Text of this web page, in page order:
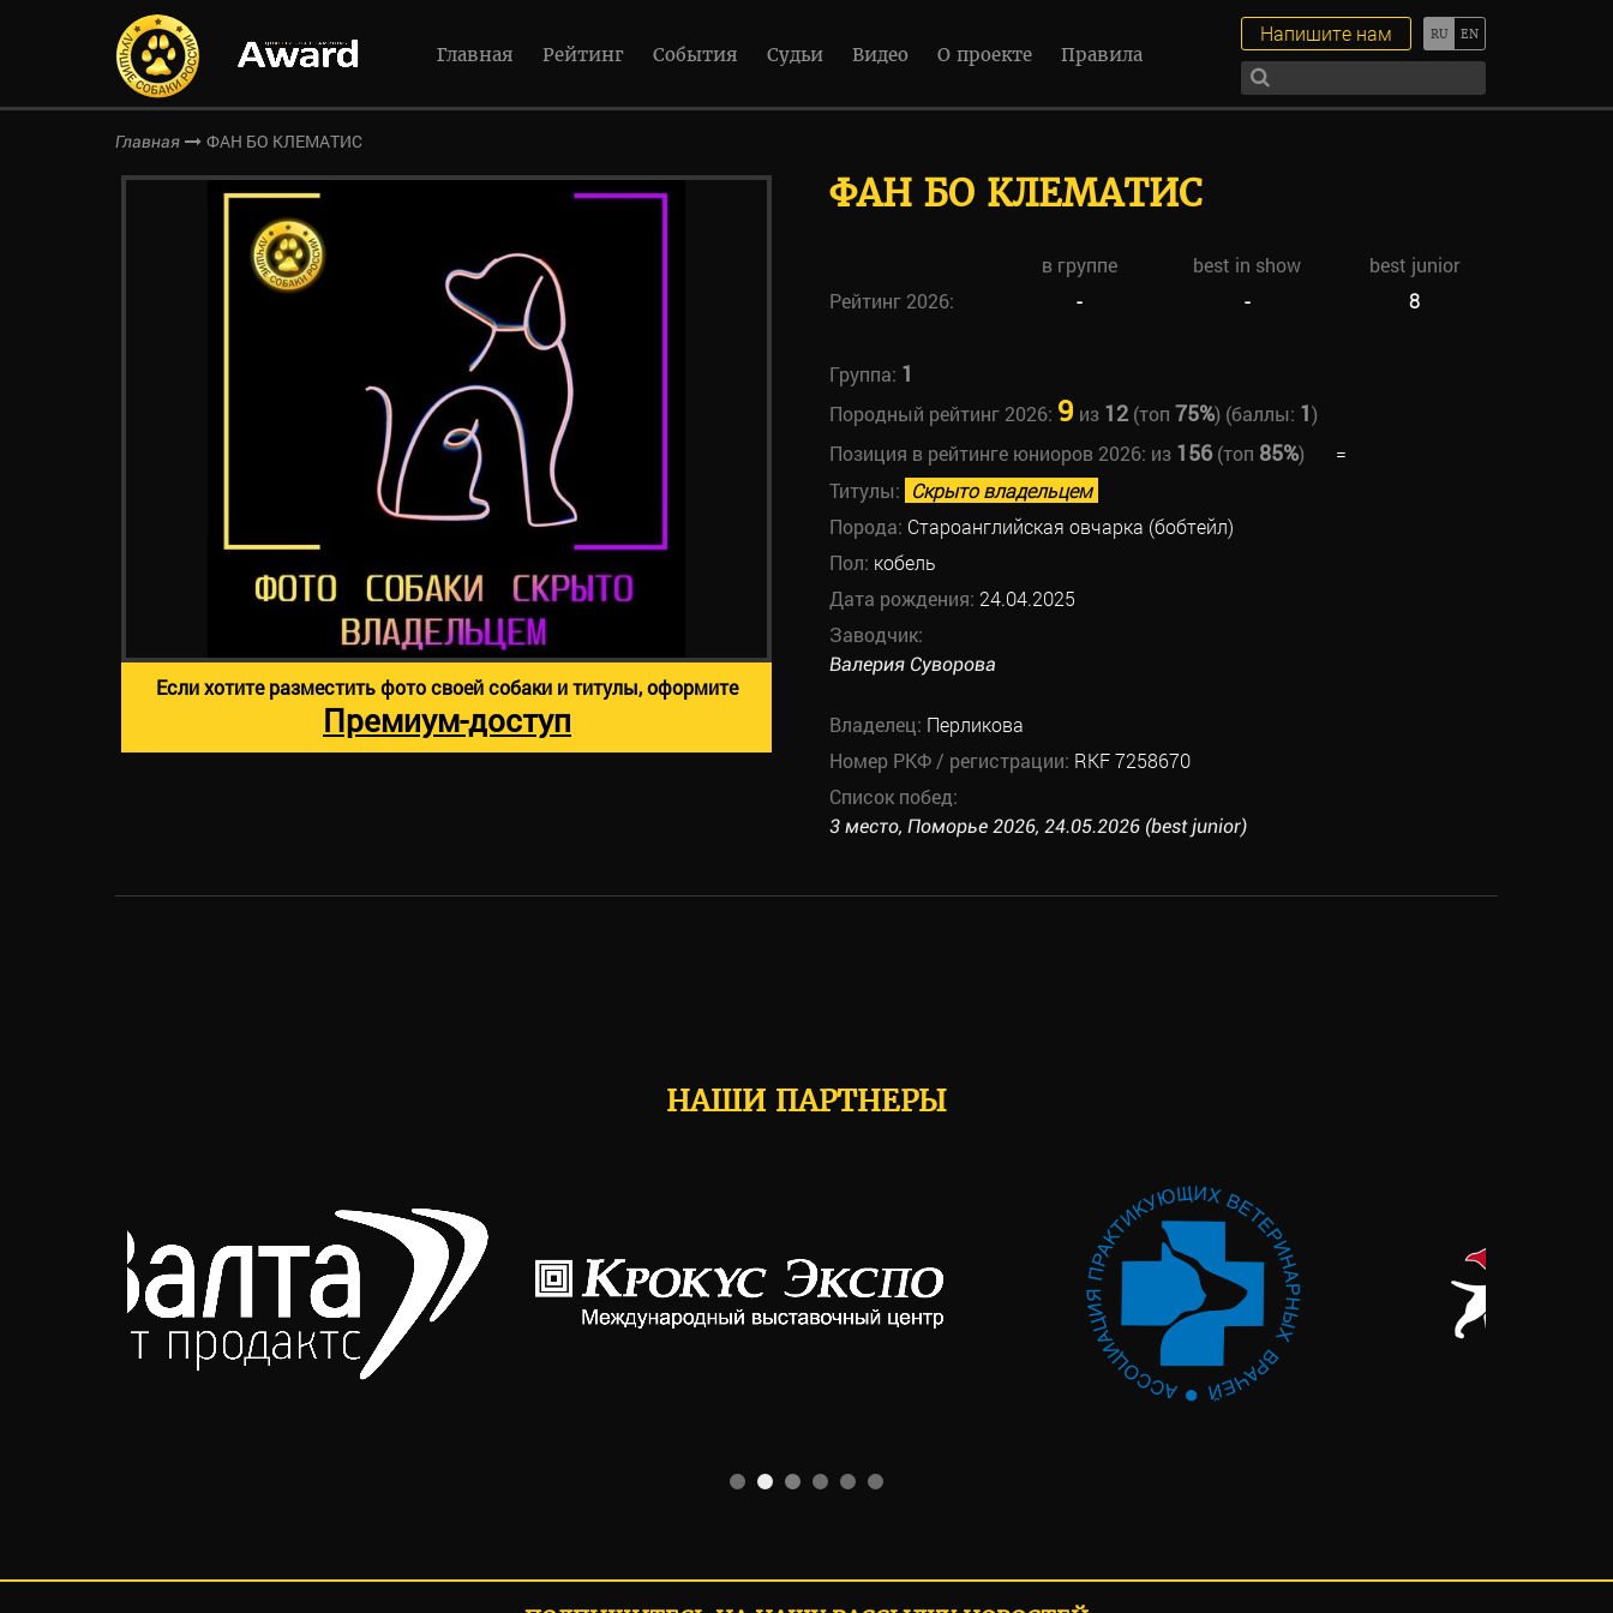
Главная Рейтинг События Судьи Видео О проекте Правила
Напишите нам
Главная ФАН БО КЛЕМАТИС
ФАН БО КЛЕМАТИС
в группе best in show
best junior
Рейтинг 2026:
- - 8
Группа: 1
Породный рейтинг 2026: 9 из 12(топ 75%) (баллы: 1)
Позиция в рейтинге юниоров 2026: из 156(топ 85%)
=
Титулы: Скрыто владельцем
Порода: Староанглийская овчарка (бобтейл)
Пол: кобель
Дата рождения: 24.04.2025
Заводчик:
Валерия Суворова
Владелец: Перликова
Номер РКФ / регистрации: RKF 7258670
Список побед:
3 место, Поморье 2026, 24.05.2026 (best junior)
Если хотите разместить фото своей собаки и титулы, оформите
Премиум-доступ
НАШИ ПАРТНЕРЫ